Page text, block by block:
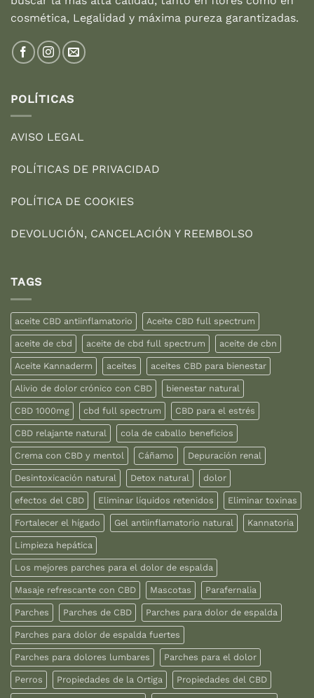
cosmética, Legalidad y máxima pureza garantizadas.
POLÍTICAS
AVISO LEGAL
POLÍTICAS DE PRIVACIDAD
POLÍTICA DE COOKIES
DEVOLUCIÓN, CANCELACIÓN Y REEMBOLSO
TAGS
aceite CBD antiinflamatorio Aceite CBD full spectrum
aceite de cbd aceite de cbd full spectrum aceite de cbn
Aceite Kannaderm aceites aceites CBD para bienestar
Alivio de dolor crónico con CBD bienestar natural
CBD 1000mg cbd full spectrum CBD para el estrés
CBD relajante natural cola de caballo beneficios
Crema con CBD y mentol Cáñamo Depuración renal
Desintoxicación natural Detox natural dolor
efectos del CBD Eliminar líquidos retenidos Eliminar toxinas
Fortalecer el hígado Gel antiinflamatorio natural Kannatoria
Limpieza hepática
Los mejores parches para el dolor de espalda
Masaje refrescante con CBD Mascotas Parafernalia
Parches Parches de CBD Parches para dolor de espalda
Parches para dolor de espalda fuertes
Parches para dolores lumbares Parches para el dolor
Perros Propiedades de la Ortiga Propiedades del CBD